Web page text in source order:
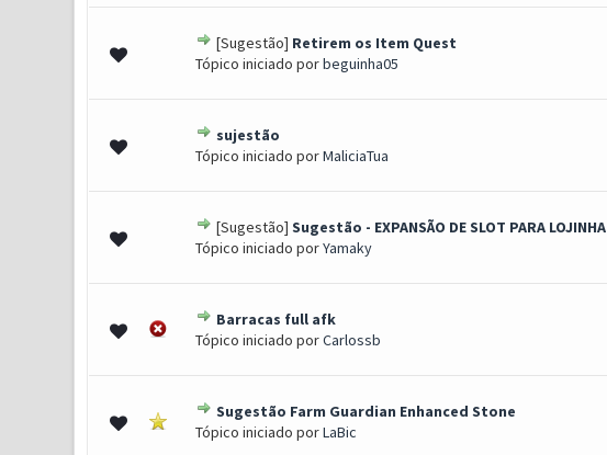
[Sugestão] Retirem os Item Quest
Tópico iniciado porbeguinha05
0 Voto(s) - 0 de 5 em média
1 2345
sujestão
Tópico iniciado porMaliciaTua
0 Voto(s) - 0 de 5 em média
[Sugestão] Sugestão - EXPANSÃO DE SLOT PARA LOJINHA
Tópico iniciado porYamaky
0 Voto(s) - 0 de 5 em média
2345
Barracas full afk
Tópico iniciado porCarlossb
0 Voto(s) - 0 de 5 em média
Sugestão Farm Guardian Enhanced Stone
Tópico iniciado porLaBic
0 Voto(s) - 0 de 5 em média
1234 5